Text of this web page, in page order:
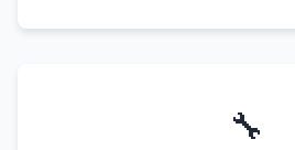
🔧